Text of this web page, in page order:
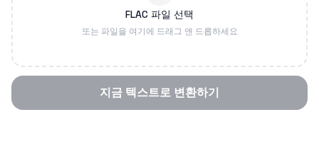
FLAC 파일 선택
또는 파일을 여기에 드래그 앤 드롭하세요
지금 텍스트로 변환하기